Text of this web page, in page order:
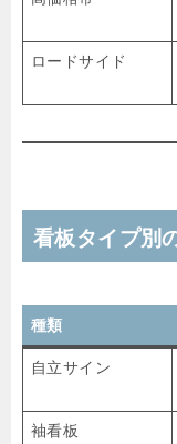
ロードサイド
看板タイプ別
種類
自立サイン
袖看板